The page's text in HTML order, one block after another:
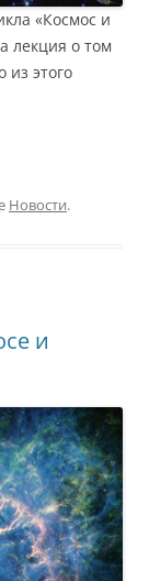
«Космос и
лекция о том
из этого
Новости.
и